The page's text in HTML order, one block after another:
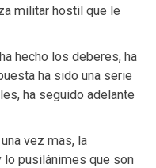
militar hostil que le
hecho los deberes, ha
ha sido una serie
ha seguido adelante
vez mas, la
lo pusilánimes que son